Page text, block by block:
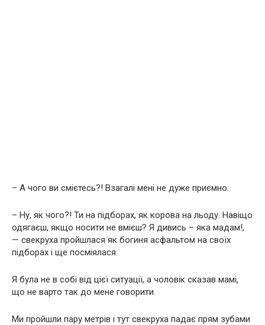
– А чого ви смієтесь?! Взагалі мені не дуже приємно.
– Ну, як чого?! Ти на підборах, як корова на льоду. Навіщо
одягаєш, якщо носити не вмієш? Я дивись – яка мадам!,
— свекруха пройшлася як богиня асфальтом на своїх
підборах і ще посміялася.
Я була не в собі від цієї ситуації, а чоловік сказав мамі,
що не варто так до мене говорити.
Ми пройшли пару метрів і тут свекруха падає прям зубами